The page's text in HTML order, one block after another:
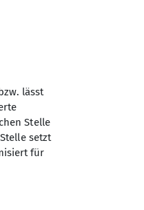
Dome“, die
Sandra
leiten,
lässt
Stelle
setzt
für